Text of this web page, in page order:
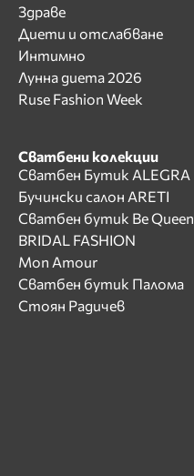
Здраве
Диети и отслабване
Интимно
Лунна диета 2026
Ruse Fashion Week
Сватбени колекции
Сватбен Бутик ALEGRA
Бучински салон ARETI
Сватбен бутик Be Queen
BRIDAL FASHION
Mon Amour
Сватбен бутик Палома
Стоян Радичев